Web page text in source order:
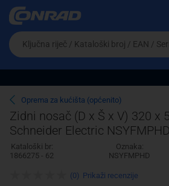
Ova postavka prilagođava
cijene vašim potrebama.
Pravno lice
Da
biste
potražili
proizvod,
unesite
ključnu
riječ,
kataloški
broj,
EAN
ili
Oprema za kućišta (općenito)
Zidni nosač (D x Š x V) 320 x
Schneider Electric
Kataloški br:
1866275 - 62
Oznaka:
NSYFMPHD
(0) Prikaži recenzije